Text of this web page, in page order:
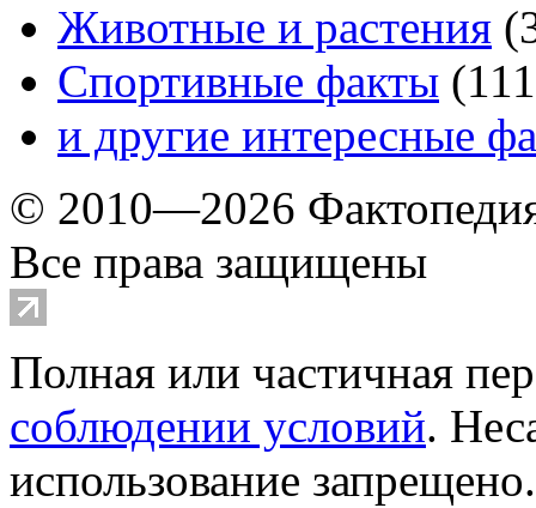
Животные и растения (
Спортивные факты (111
и другие интересные
© 2010—2026
Все права защищены
Полная или частичная
соблюдении условий.
использование